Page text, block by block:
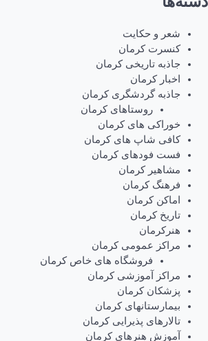
شعر و حکایت
کنسرت کرمان
جاذبه تاریخی کرمان
اخبار کرمان
جاذبه گردشگری کرمان
روستاهای کرمان
خوراکی های کرمان
کافی شاپ های کرمان
فست فودهای کرمان
مشاهیر کرمان
فرهنگ کرمان
اماکن کرمان
تاریخ کرمان
هنرکرمان
مراکز عمومی کرمان
فروشگاه های خاص کرمان
مراکز آموزشی کرمان
پزشکان کرمان
بیمارستانهای کرمان
تالارهای پذیرایی کرمان
آموزش هنرهای کرمان